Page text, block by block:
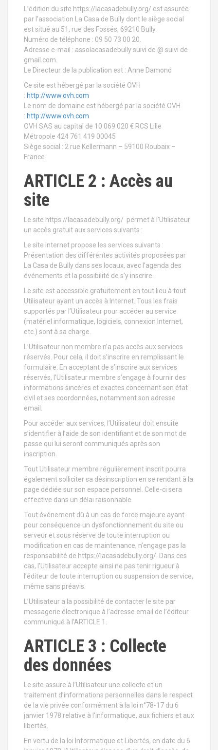
L’édition du site https://lacasadebully.org/ est assurée
par l’association La Casa de Bully dont le siège social
est situé au 51, rue des Fossés, 69210 Bully.
Numéro de téléphone : 09 50 73 00 20.
Adresse e-mail : assolacasadebully suivi de @ suivi de
gmail.com.
Le Directeur de la publication est : Anne Damond
Ce site est hébergé par la société OVH
: http://www.ovh.com
Le nom de domaine est hébergé par la société OVH
: http://www.ovh.com
OVH SAS au capital de 10 069 020 € RCS Lille
Métropole 424 761 419 00045
Siège social : 2 rue Kellermann – 59100 Roubaix –
France.
ARTICLE 2 : Accès au
site
Le site https://lacasadebully.org/ permet à l’Utilisateur
un accès gratuit aux services suivants :
Le site internet propose les services suivants :
Présentation des différentes activités proposées par
La Casa de Bully dans ses locaux, avec l’agenda des
événements et la possibilité de s’y inscrire.
Le site est accessible gratuitement en tout lieu à tout
Utilisateur ayant un accès à Internet. Tous les frais
supportés par l’Utilisateur pour accéder au service
(matériel informatique, logiciels, connexion Internet,
etc.) sont à sa charge.
L’Utilisateur non membre n’a pas accès aux services
réservés. Pour cela, il doit s’inscrire en remplissant le
formulaire. En acceptant de s’inscrire aux services
réservés, l’Utilisateur membre s’engage à fournir des
informations sincères et exactes concernant son état
civil et ses coordonnées, notamment son adresse
email.
Pour accéder aux services, l’Utilisateur doit ensuite
s’identifier à l’aide de son identifiant et de son mot de
passe qui lui seront communiqués après son
inscription.
Tout Utilisateur membre régulièrement inscrit pourra
également solliciter sa désinscription en se rendant à la
page dédiée sur son espace personnel. Celle-ci sera
effective dans un délai raisonnable.
Tout événement dû à un cas de force majeure ayant
pour conséquence un dysfonctionnement du site ou
serveur et sous réserve de toute interruption ou
modification en cas de maintenance, n’engage pas la
responsabilité de https://lacasadebully.org/. Dans ces
cas, l’Utilisateur accepte ainsi ne pas tenir rigueur à
l’éditeur de toute interruption ou suspension de service,
même sans préavis.
L’Utilisateur a la possibilité de contacter le site par
messagerie électronique à l’adresse email de l’éditeur
communiqué à l’ARTICLE 1.
ARTICLE 3 : Collecte
des données
Le site assure à l’Utilisateur une collecte et un
traitement d’informations personnelles dans le respect
de la vie privée conformément à la loi n°78-17 du 6
janvier 1978 relative à l’informatique, aux fichiers et aux
libertés.
En vertu de la loi Informatique et Libertés, en date du 6